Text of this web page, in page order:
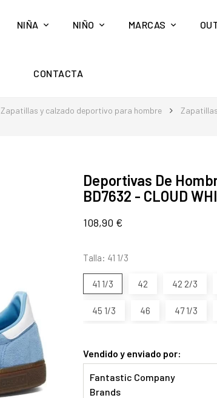
NIÑA NIÑO MARCAS
CONTACTA
Zapatillas y calzado deportivo para hombre
Deportivas De
BD7632 - CLOUD
108,90 €
Talla: 41 1/3
41 1/3 42 42 2/3
45 1/3 46 47 1/3
Vendido y enviado por:
Fantastic Company
Brands